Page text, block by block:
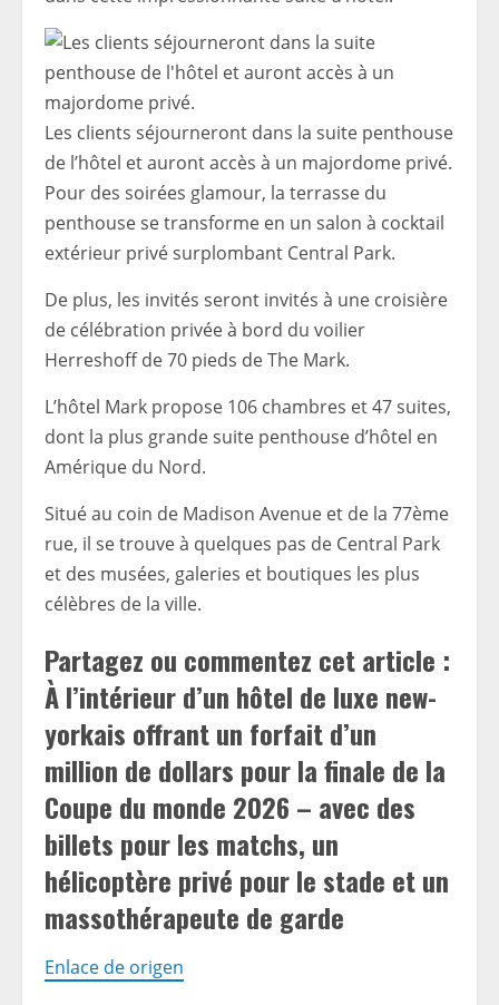
Les clients séjourneront dans la suite penthouse
de l’hôtel et auront accès à un majordome privé.
Pour des soirées glamour, la terrasse du
penthouse se transforme en un salon à cocktail
extérieur privé surplombant Central Park.
De plus, les invités seront invités à une croisière
de célébration privée à bord du voilier
Herreshoff de 70 pieds de The Mark.
L’hôtel Mark propose 106 chambres et 47 suites,
dont la plus grande suite penthouse d’hôtel en
Amérique du Nord.
Situé au coin de Madison Avenue et de la 77ème
rue, il se trouve à quelques pas de Central Park
et des musées, galeries et boutiques les plus
célèbres de la ville.
Partagez ou commentez cet article :
À l’intérieur d’un hôtel de luxe new-
yorkais offrant un forfait d’un
million de dollars pour la finale de la
Coupe du monde 2026 – avec des
billets pour les matchs, un
hélicoptère privé pour le stade et un
massothérapeute de garde
Enlace de origen